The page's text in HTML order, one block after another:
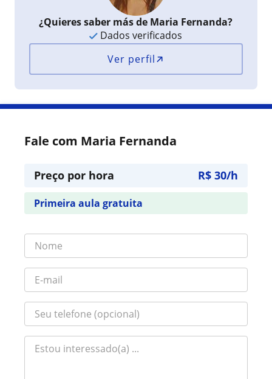
¿Quieres saber más de Maria Fernanda?
Dados verificados
Ver perfil
Fale com Maria Fernanda
Preço por hora R$ 30/h
Primeira aula gratuita